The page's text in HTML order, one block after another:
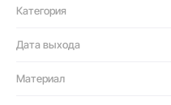
Категория
Дата выхода
Материал